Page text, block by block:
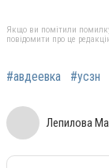
Якщо ви помітили
повідомити про це
#авдеевка #усзн
Лепилова